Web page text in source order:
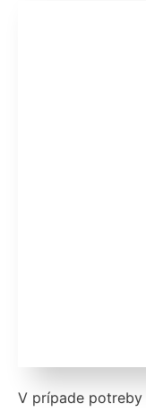
V prípade potreby